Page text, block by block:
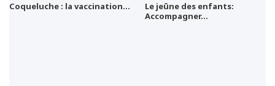
Coqueluche : la vaccination…
Le jeûne des enfants:
Accompagner…